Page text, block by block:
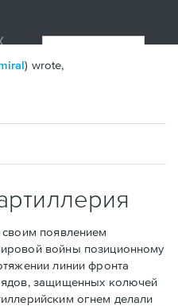
) wrote,
появлением
войны позиционному
линии фронта
защищенных колючей
огнем делали